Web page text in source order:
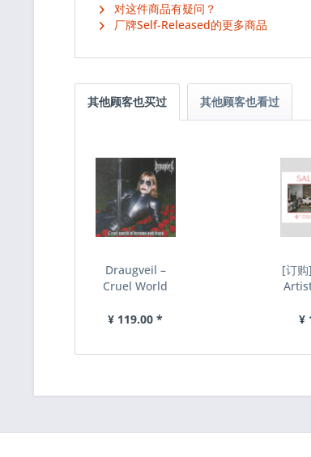
对这件商品有疑问？
厂牌Self-Released的更多商品
其他顾客也买过 其他顾客也看过
Draugveil –
Cruel World
And Fears, CD
¥ 119.00 *
[订
¥